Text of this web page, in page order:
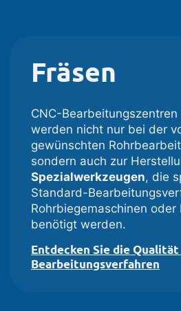
Fräsen
CNC-
werden nicht nur bei der
gewünschten
sondern auch zur
Spezialwerkzeugen, die
Standard-
Rohrbiegemaschinen oder
benötigt werden.
Entdecken Sie die
Bearbeitungsverfahren